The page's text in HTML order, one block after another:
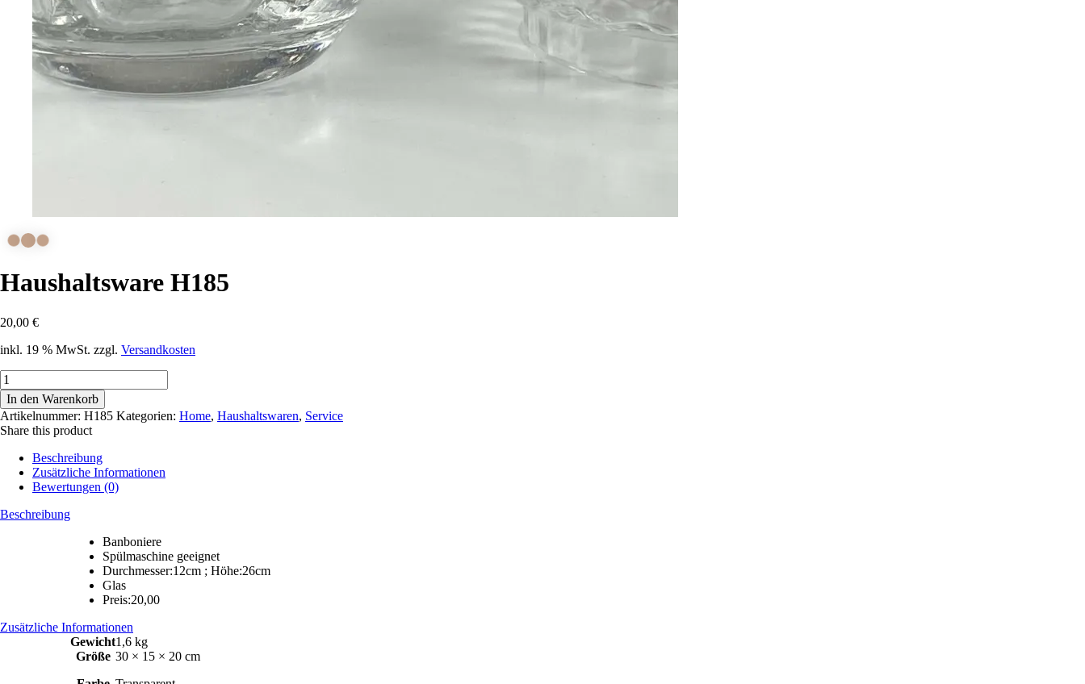
Haushaltsware H185
20,00 €
inkl. 19 % MwSt. zzgl. Versandkosten
Haushaltsware
H185
Menge
In den Warenkorb
Artikelnummer: H185 Kategorien: Home, Haushaltswaren, Service
Share this product
Beschreibung
Zusätzliche Informationen
Bewertungen (0)
Beschreibung
Banboniere
Spülmaschine geeignet
Durchmesser:12cm ; Höhe:26cm
Glas
Preis:20,00
Zusätzliche Informationen
Gewicht1,6 kg
Größe 30 × 15 × 20 cm